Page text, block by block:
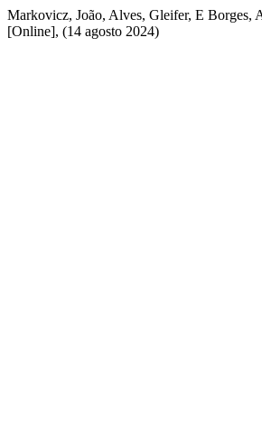
Markovicz, João, Alves, Gleifer, E
[Online], (14 agosto 2024)